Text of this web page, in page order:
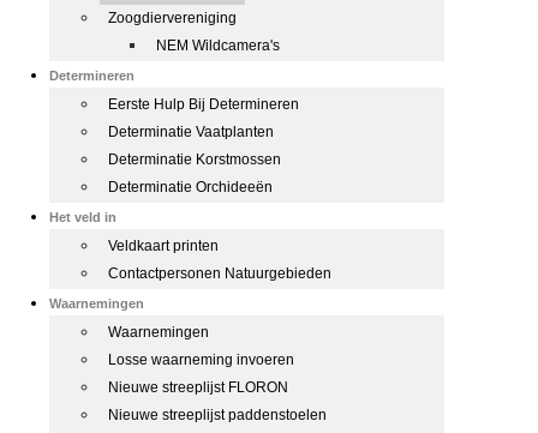
Zoogdiervereniging
NEM Wildcamera's
Determineren
Eerste Hulp Bij Determineren
Determinatie Vaatplanten
Determinatie Korstmossen
Determinatie Orchideeën
Het veld in
Veldkaart printen
Contactpersonen Natuurgebieden
Waarnemingen
Waarnemingen
Losse waarneming invoeren
Nieuwe streeplijst FLORON
Nieuwe streeplijst paddenstoelen